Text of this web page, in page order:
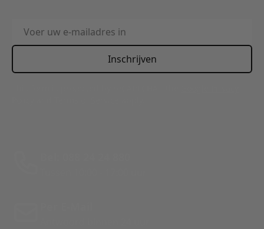
E-mailadres
Inschrijven